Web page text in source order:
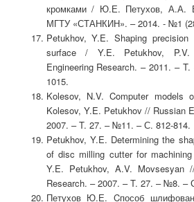
кромками / Ю.Е. Петухов, А.А.
МГТУ «СТАНКИН». – 2014. - №1
Petukhov, Y.E. Shaping
surface / Y.E. Petukhov,
Engineering Research. – 2011. –
1015.
Kolesov, N.V. Computer
Kolesov, Y.E. Petukhov // Russian
2007. – T. 27. – №11. – С. 812-814.
Petukhov, Y.E. Determining the
of disc milling cutter for
Y.E. Petukhov, A.V. Movsesyan
Research. – 2007. – T. 27. – №8. –
Петухов Ю.Е. Cпособ